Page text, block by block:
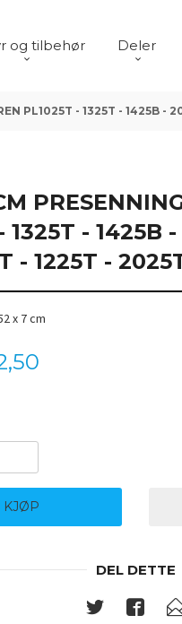
og tilbehør Deler
PL1025T - 1325T - 1425B -
1325T - 1425B
- 1225T -
x 7 cm
KJØP
DEL DETTE